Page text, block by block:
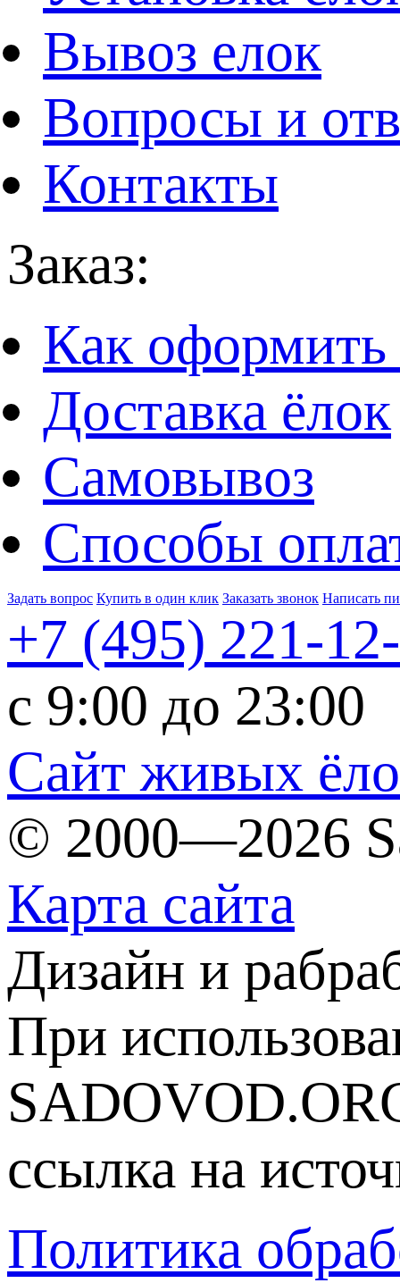
Вывоз елок
Вопросы и
Контакты
Заказ:
Как оформить
Доставка ёлок
Самовывоз
Способы
Задать вопрос Купить в один клик Заказать звонок Написать
+7 (495) 221-
c 9:00 до 23:00
Сайт живых
© 2000—2026
Карта сайта
Дизайн и
При
ссылка на
Политика